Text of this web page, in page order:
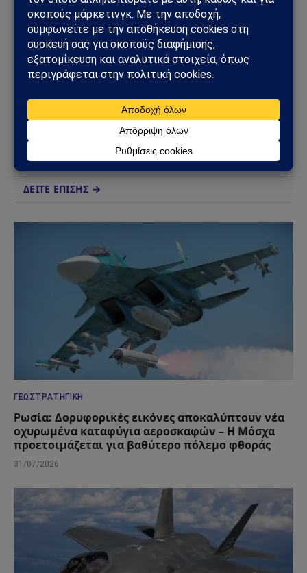
Sahiel Newsroom
Facebook
X
(Twitter)
PinterestInstagram
Tumblr
και ανάλυσης με έμφαση στη γεωπολιτική, τη διεθνή
ασφάλεια, τα εθνικά ζητήματα και τις διεθνείς εξελίξεις
που επηρεάζουν την Ελλάδα και τον ευρύτερο ελληνισμό.
ΔΕΙΤΕ ΕΠΙΣΗΣ →
ΓΕΩΣΤΡΑΤΗΓΙΚΉ
Ρωσία: Δορυφορικές εικόνες αποκαλύπτουν νέα
οχυρωμένα καταφύγια αεροσκαφών – Η Μόσχα
προετοιμάζεται για βαθύτερο πόλεμο φθοράς
31/07/2026